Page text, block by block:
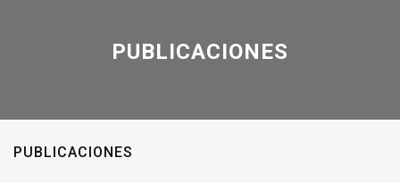
PUBLICACIONES
PUBLICACIONES